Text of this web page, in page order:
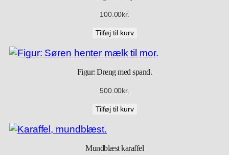
s
e
100.00kr.
Tilføj til kurv
Figur: Dreng med spand.
500.00kr.
Tilføj til kurv
Mundblæst karaffel